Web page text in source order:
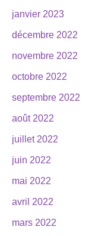
janvier 2023
décembre 2022
novembre 2022
octobre 2022
septembre 2022
août 2022
juillet 2022
juin 2022
mai 2022
avril 2022
mars 2022